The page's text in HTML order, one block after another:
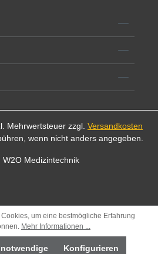
Mehrwertsteuer zzgl. Versandkosten
wenn nicht anders angegeben.
Medizintechnik
um eine bestmögliche Erfahrung
Mehr Informationen ...
Konfigurieren